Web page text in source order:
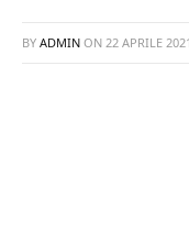
BY ADMIN ON 22 APRILE 2021